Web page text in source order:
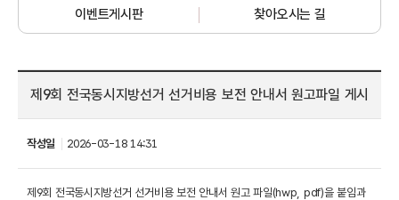
이벤트게시판 찾아오시는 길
제9회 전국동시지방선거 선거비용 보전 안내서 원고파일 게시
작성일 2026-03-18 14:31
제9회 전국동시지방선거 선거비용 보전 안내서 원고 파일(hwp, pdf)을 붙임과